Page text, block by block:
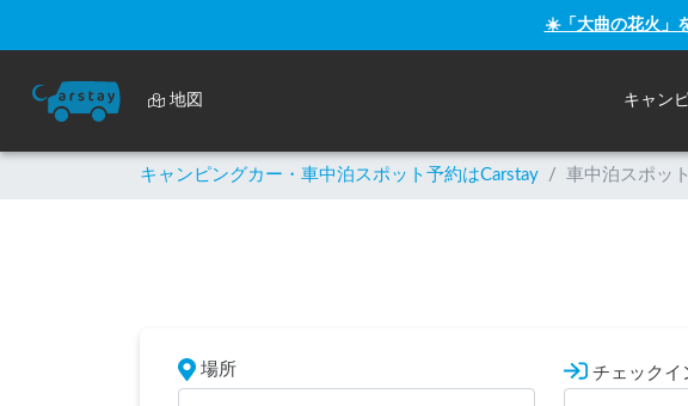
☀️「大曲の花火」
地図 キャン
キャンピングカー・車中泊スポット予約はCarstay / 車中泊スポット
場所 チェックイ